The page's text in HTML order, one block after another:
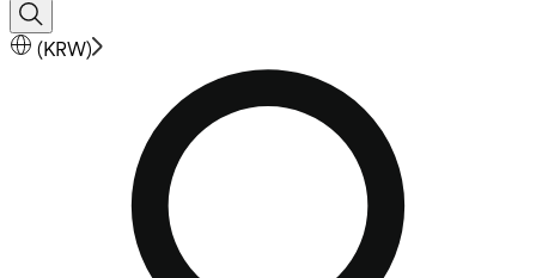
(KRW)